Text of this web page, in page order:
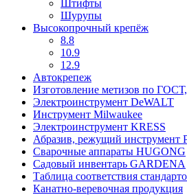
Штифты
Шурупы
Высокопрочный крепёж
8.8
10.9
12.9
Автокрепеж
Изготовление метизов по
Электроинструмент DeWALT
Инструмент Milwaukee
Электроинструмент KRESS
Абразив, режущий инструмент
Сварочные аппараты HUGONG
Садовый инвентарь GARDENA
Таблица соответствия
Канатно-веревочная продукция